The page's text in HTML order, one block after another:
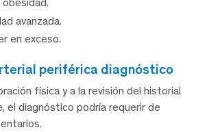
avanzada.
en exceso.
periférica diagnóstico
física y a la revisión del historial
el diagnóstico podría requerir de